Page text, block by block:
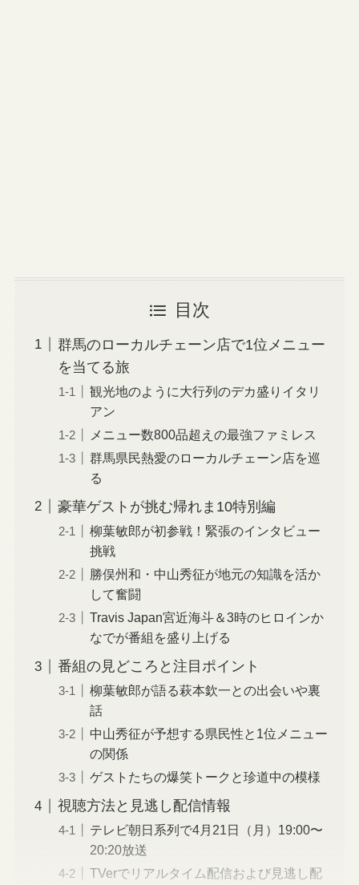
目次
群馬のローカルチェーン店で1位メニュー
を当てる旅
観光地のように大行列のデカ盛りイタリ
アン
メニュー数800品超えの最強ファミレス
群馬県民熱愛のローカルチェーン店を巡
る
豪華ゲストが挑む帰れま10特別編
柳葉敏郎が初参戦！緊張のインタビュー
挑戦
勝俣州和・中山秀征が地元の知識を活か
して奮闘
Travis Japan宮近海斗＆3時のヒロインか
なでが番組を盛り上げる
番組の見どころと注目ポイント
柳葉敏郎が語る萩本欽一との出会いや裏
話
中山秀征が予想する県民性と1位メニュー
の関係
ゲストたちの爆笑トークと珍道中の模様
視聴方法と見逃し配信情報
テレビ朝日系列で4月21日（月）19:00〜
20:20放送
TVerでリアルタイム配信および見逃し配